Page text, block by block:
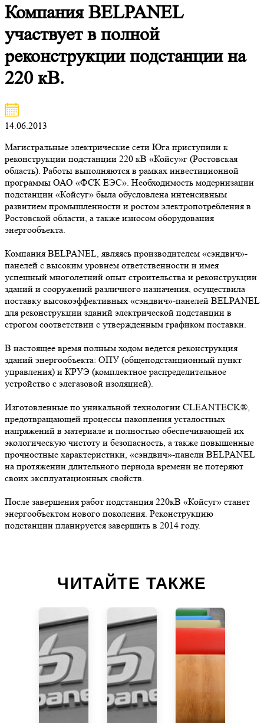
Компания BELPANEL
участвует в полной
реконструкции подстанции на
220 кВ.
14.06.2013
Магистральные электрические сети Юга приступили к
реконструкции подстанции 220 кВ «Койсу»г (Ростовская
область). Работы выполняются в рамках инвестиционной
программы ОАО «ФСК ЕЭС». Необходимость модернизации
подстанции «Койсуг» была обусловлена интенсивным
развитием промышленности и ростом электропотребления в
Ростовской области, а также износом оборудования
энергообъекта.
Компания BELPANEL, являясь производителем «сэндвич»-
панелей с высоким уровнем ответственности и имея
успешный многолетний опыт строительства и реконструкции
зданий и сооружений различного назначения, осуществила
поставку высокоэффективных «сэндвич»-панелей BELPANEL
для реконструкции зданий электрической подстанции в
строгом соответствии с утвержденным графиком поставки.
В настоящее время полным ходом ведется реконструкция
зданий энергообъекта: ОПУ (общеподстанционный пункт
управления) и КРУЭ (комплектное распределительное
устройство с элегазовой изоляцией).
Изготовленные по уникальной технологии CLEANTECK®,
предотвращающей процессы накопления усталостных
напряжений в материале и полностью обеспечивающей их
экологическую чистоту и безопасность, а также повышенные
прочностные характеристики, «сэндвич»-панели BELPANEL
на протяжении длительного периода времени не потеряют
своих эксплуатационных свойств.
После завершения работ подстанция 220кВ «Койсуг» станет
энергообъектом нового поколения. Реконструкцию
подстанции планируется завершить в 2014 году.
ЧИТАЙТЕ ТАКЖЕ